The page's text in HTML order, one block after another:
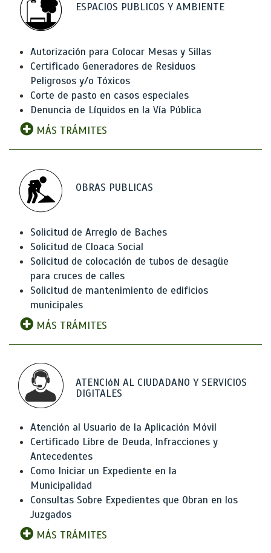
ESPACIOS PUBLICOS Y AMBIENTE
Autorización para Colocar Mesas y Sillas
Certificado Generadores de Residuos
Peligrosos y/o Tóxicos
Corte de pasto en casos especiales
Denuncia de Líquidos en la Vía Pública
MÁS TRÁMITES
OBRAS PUBLICAS
Solicitud de Arreglo de Baches
Solicitud de Cloaca Social
Solicitud de colocación de tubos de desagüe
para cruces de calles
Solicitud de mantenimiento de edificios
municipales
MÁS TRÁMITES
ATENCIóN AL CIUDADANO Y SERVICIOS
DIGITALES
Atención al Usuario de la Aplicación Móvil
Certificado Libre de Deuda, Infracciones y
Antecedentes
Como Iniciar un Expediente en la
Municipalidad
Consultas Sobre Expedientes que Obran en los
Juzgados
MÁS TRÁMITES